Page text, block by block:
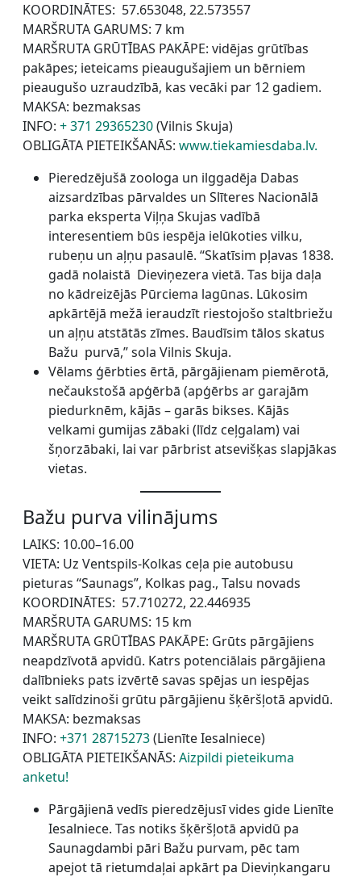
KOORDINĀTES: 57.653048, 22.573557
MARŠRUTA GARUMS: 7 km
MARŠRUTA GRŪTĪBAS PAKĀPE: vidējas grūtības
pakāpes; ieteicams pieaugušajiem un bērniem
pieaugušo uzraudzībā, kas vecāki par 12 gadiem.
MAKSA: bezmaksas
INFO: + 371 29365230(Vilnis Skuja)
OBLIGĀTA PIETEIKŠANĀS: www.tiekamiesdaba.lv.
Pieredzējušā zoologa un ilggadēja Dabas
aizsardzības pārvaldes un Slīteres Nacionālā
parka eksperta Viļņa Skujas vadībā
interesentiem būs iespēja ielūkoties vilku,
rubeņu un aļņu pasaulē. “Skatīsim pļavas 1838.
gadā nolaistā Dieviņezera vietā. Tas bija daļa
no kādreizējās Pūrciema lagūnas. Lūkosim
apkārtējā mežā ieraudzīt riestojošo staltbriežu
un aļņu atstātās zīmes. Baudīsim tālos skatus
Bažu purvā,” sola Vilnis Skuja.
Vēlams ģērbties ērtā, pārgājienam piemērotā,
nečaukstošā apģērbā (apģērbs ar garajām
piedurknēm, kājās – garās bikses. Kājās
velkami gumijas zābaki (līdz ceļgalam) vai
šņorzābaki, lai var pārbrist atsevišķas slapjākas
vietas.
Bažu purva vilinājums
LAIKS: 10.00–16.00
VIETA: Uz Ventspils-Kolkas ceļa pie autobusu
pieturas “Saunags”, Kolkas pag., Talsu novads
KOORDINĀTES: 57.710272, 22.446935
MARŠRUTA GARUMS: 15 km
MARŠRUTA GRŪTĪBAS PAKĀPE: Grūts pārgājiens
neapdzīvotā apvidū. Katrs potenciālais pārgājiena
dalībnieks pats izvērtē savas spējas un iespējas
veikt salīdzinoši grūtu pārgājienu šķēršļotā apvidū.
MAKSA: bezmaksas
INFO: +371 28715273(Lienīte Iesalniece)
OBLIGĀTA PIETEIKŠANĀS: Aizpildi pieteikuma
anketu!
Pārgājienā vedīs pieredzējusī vides gide Lienīte
Iesalniece. Tas notiks šķēršļotā apvidū pa
Saunagdambi pāri Bažu purvam, pēc tam
apejot tā rietumdaļai apkārt pa Dieviņkangaru